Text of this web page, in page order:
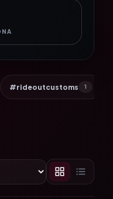
#rideoutcustoms 1